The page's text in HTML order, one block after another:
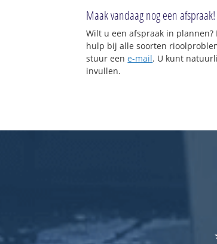
Maak vandaag nog een afspraak!
Wilt u een afspraak in
hulp bij alle soorten
stuur eene-mail. U kunt
invullen.